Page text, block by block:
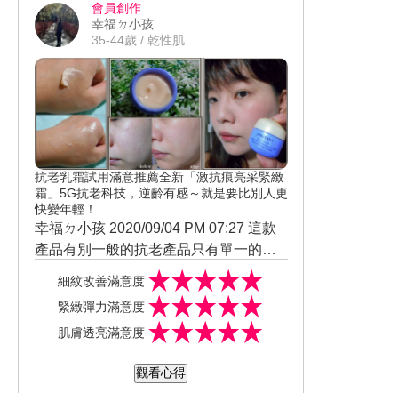
著晚安面膜
能在妝前做救急敷5-10分鐘，這樣上妝
後的底妝會更服貼精緻，使用過明顯感
度也較之前優，果然不愧是晚安面膜的
鼻祖。
會員創作
幸福ㄉ小孩
35-44歲 / 乾性肌
抗老乳霜試用滿意推薦全新「激抗痕亮采緊緻
霜」5G抗老科技，逆齡有感～就是要比別人更
快變年輕！
幸福ㄉ小孩 2020/09/04 PM 07:27 這款
產品有別一般的抗老產品只有單一的功
效 不只是能解決因熟齡肌而增長造成肌
膚問題外 還能同步改善膚色暗沉的困擾
更是貼心推出兩款(豐潤版、輕盈版) 可
因季節、膚況、氣候來做調整
質地是非常紮實的乳霜狀 有著淡淡的花
香味十分高雅不刺鼻 不過印象中給熟齡
肌的抗老產品不外乎顯油膩厚重 有的甚
至不易吸收.......
但一抹開來就會發現雖然質地是濃郁的
乳霜狀 竟然很好推開而且延展性極佳 完
後一樣是很好吸收不顯油光感
相當足夠 還能順便按摩那些令人在意的
細紋改善滿意度
緊緻彈力滿意度
肌膚透亮滿意度
觀看心得